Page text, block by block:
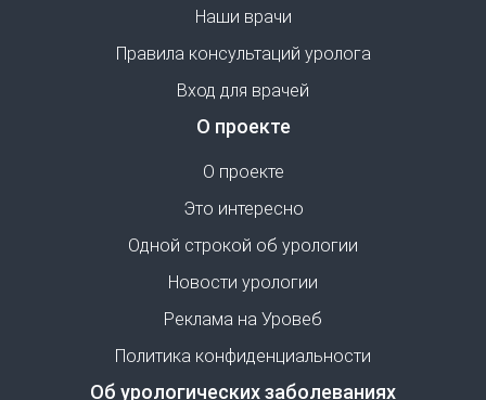
Наши врачи
Правила консультаций уролога
Вход для врачей
О проекте
О проекте
Это интересно
Одной строкой об урологии
Новости урологии
Реклама на Уровеб
Политика конфиденциальности
Об урологических заболеваниях